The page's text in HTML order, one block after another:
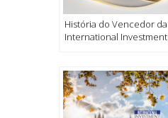
História do Vencedor da
International Investment